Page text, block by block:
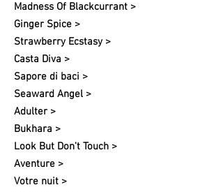
Madness Of Blackcurrant >
Ginger Spice >
Strawberry Ecstasy >
Casta Diva >
Sapore di baci >
Seaward Angel >
Adulter >
Bukhara >
Look But Don't Touch >
Aventure >
Votre nuit​ >